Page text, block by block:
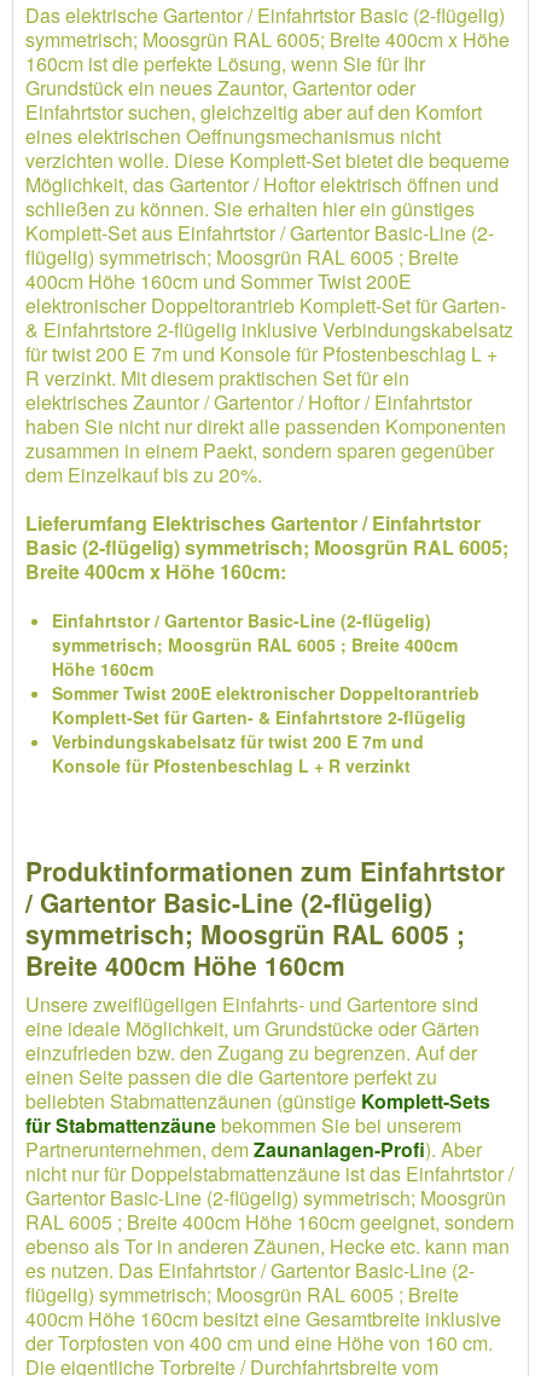
Das elektrische Gartentor / Einfahrtstor Basic (2-flügelig)
symmetrisch; Moosgrün RAL 6005; Breite 400cm x Höhe
160cm ist die perfekte Lösung, wenn Sie für Ihr
Grundstück ein neues Zauntor, Gartentor oder
Einfahrtstor suchen, gleichzeitig aber auf den Komfort
eines elektrischen Oeffnungsmechanismus nicht
verzichten wolle. Diese Komplett-Set bietet die bequeme
Möglichkeit, das Gartentor / Hoftor elektrisch öffnen und
schließen zu können. Sie erhalten hier ein günstiges
Komplett-Set aus Einfahrtstor / Gartentor Basic-Line (2-
flügelig) symmetrisch; Moosgrün RAL 6005 ; Breite
400cm Höhe 160cm und Sommer Twist 200E
elektronischer Doppeltorantrieb Komplett-Set für Garten-
& Einfahrtstore 2-flügelig inklusive Verbindungskabelsatz
für twist 200 E 7m und Konsole für Pfostenbeschlag L +
R verzinkt. Mit diesem praktischen Set für ein
elektrisches Zauntor / Gartentor / Hoftor / Einfahrtstor
haben Sie nicht nur direkt alle passenden Komponenten
zusammen in einem Paekt, sondern sparen gegenüber
dem Einzelkauf bis zu 20%.
Lieferumfang Elektrisches Gartentor / Einfahrtstor
Basic (2-flügelig) symmetrisch; Moosgrün RAL 6005;
Breite 400cm x Höhe 160cm:
Einfahrtstor / Gartentor Basic-Line (2-flügelig)
symmetrisch; Moosgrün RAL 6005 ; Breite 400cm
Höhe 160cm
Sommer Twist 200E elektronischer Doppeltorantrieb
Komplett-Set für Garten- & Einfahrtstore 2-flügelig
Verbindungskabelsatz für twist 200 E 7m und
Konsole für Pfostenbeschlag L + R verzinkt
Produktinformationen zum Einfahrtstor
/ Gartentor Basic-Line (2-flügelig)
symmetrisch; Moosgrün RAL 6005 ;
Breite 400cm Höhe 160cm
Unsere zweiflügeligen Einfahrts- und Gartentore sind
eine ideale Möglichkeit, um Grundstücke oder Gärten
einzufrieden bzw. den Zugang zu begrenzen. Auf der
einen Seite passen die die Gartentore perfekt zu
beliebten Stabmattenzäunen (günstige Komplett-Sets
für Stabmattenzäunebekommen Sie bei unserem
Partnerunternehmen, demZaunanlagen-Profi). Aber
nicht nur für Doppelstabmattenzäune ist das Einfahrtstor /
Gartentor Basic-Line (2-flügelig) symmetrisch; Moosgrün
RAL 6005 ; Breite 400cm Höhe 160cm geeignet, sondern
ebenso als Tor in anderen Zäunen, Hecke etc. kann man
es nutzen. Das Einfahrtstor / Gartentor Basic-Line (2-
flügelig) symmetrisch; Moosgrün RAL 6005 ; Breite
400cm Höhe 160cm besitzt eine Gesamtbreite inklusive
der Torpfosten von 400 cm und eine Höhe von 160 cm.
Die eigentliche Torbreite / Durchfahrtsbreite vom